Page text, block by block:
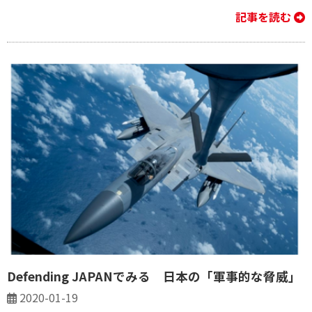
記事を読む
Defending JAPANでみる 日本の「軍事的な脅威」
2020-01-19